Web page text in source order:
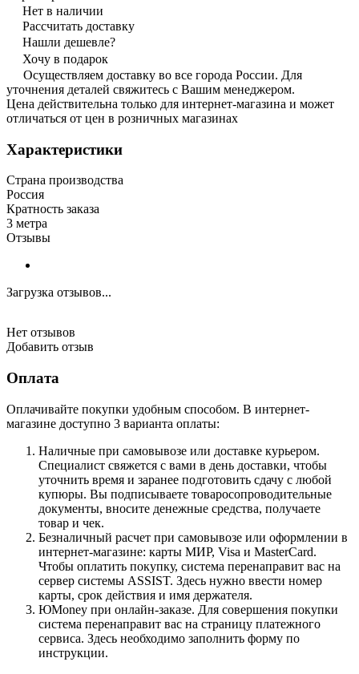
Нет в наличии
Рассчитать доставку
Нашли дешевле?
Хочу в подарок
Осуществляем доставку во все города России. Для
уточнения деталей свяжитесь с Вашим менеджером.
Цена действительна только для интернет-магазина и может
отличаться от цен в розничных магазинах
Характеристики
Страна производства
Россия
Кратность заказа
3 метра
Отзывы
Загрузка отзывов...
Нет отзывов
Добавить отзыв
Оплата
Оплачивайте покупки удобным способом. В интернет-
магазине доступно 3 варианта оплаты:
Наличные при самовывозе или доставке курьером.
Специалист свяжется с вами в день доставки, чтобы
уточнить время и заранее подготовить сдачу с любой
купюры. Вы подписываете товаросопроводительные
документы, вносите денежные средства, получаете
товар и чек.
Безналичный расчет при самовывозе или оформлении в
интернет-магазине: карты МИР, Visa и MasterCard.
Чтобы оплатить покупку, система перенаправит вас на
сервер системы ASSIST. Здесь нужно ввести номер
карты, срок действия и имя держателя.
ЮMoney при онлайн-заказе. Для совершения покупки
система перенаправит вас на страницу платежного
сервиса. Здесь необходимо заполнить форму по
инструкции.